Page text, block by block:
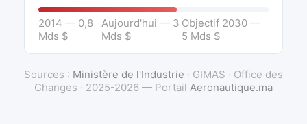
2014 — 0,8
Mds $
Aujourd'hui — 3
Mds $
Objectif 2030 —
5 Mds $
Sources : Ministère de l'Industrie · GIMAS · Office des
Changes · 2025-2026 — Portail Aeronautique.ma